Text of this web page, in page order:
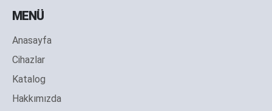
MENÜ
Anasayfa
Cihazlar
Katalog
Hakkımızda